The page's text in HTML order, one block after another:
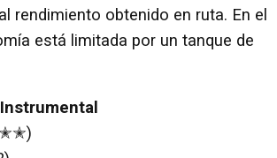
rendimiento obtenido en ruta. En el
está limitada por un tanque de